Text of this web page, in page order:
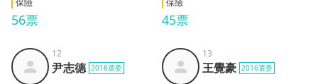
56票
保險
45票
保險
尹志
德
12
尹志德 2016選委
王覺
豪
13
王覺豪 2016選委